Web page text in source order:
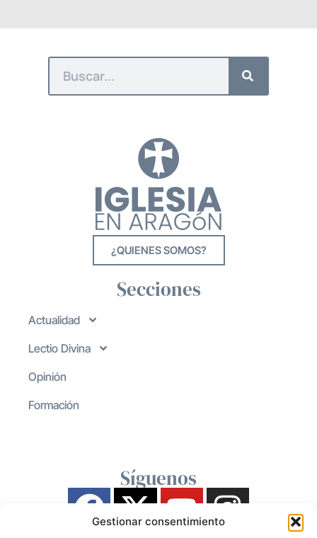
Gestionar consentimiento
¿QUIENES SOMOS?
Secciones
Actualidad
Lectio Divina
Opinión
Formación
Síguenos